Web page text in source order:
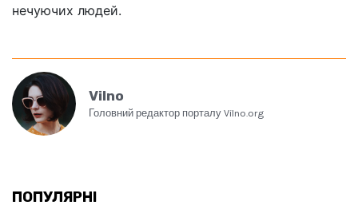
нечуючих людей.
Vilno
Головний редактор порталу Vilno.org
ПОПУЛЯРНІ